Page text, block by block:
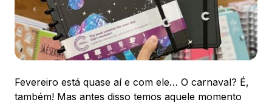
Ver local
Chamar Uber
Fevereiro está quase aí e com ele… O carnaval? É,
também! Mas antes disso temos aquele momento